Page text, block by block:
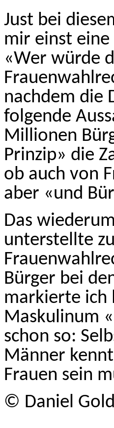
Just bei
mir einst
«Wer würde
nachdem die
folgende
Millionen
Prinzip» die
ob auch von
aber «und
Das
unterstellte
Bürger bei
markierte ich
Maskulinum
schon so:
Männer
Frauen sein
© Daniel